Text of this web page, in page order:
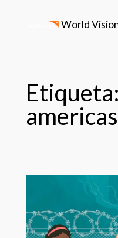
World
Etiqueta:
americas